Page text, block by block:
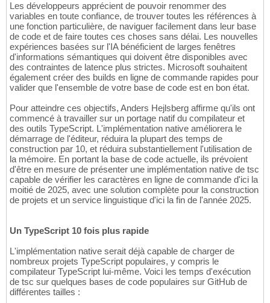
Les développeurs apprécient de pouvoir renommer des
variables en toute confiance, de trouver toutes les références à
une fonction particulière, de naviguer facilement dans leur base
de code et de faire toutes ces choses sans délai. Les nouvelles
expériences basées sur l'IA bénéficient de larges fenêtres
d'informations sémantiques qui doivent être disponibles avec
des contraintes de latence plus strictes. Microsoft souhaitent
également créer des builds en ligne de commande rapides pour
valider que l'ensemble de votre base de code est en bon état.
Pour atteindre ces objectifs, Anders Hejlsberg affirme qu'ils ont
commencé à travailler sur un portage natif du compilateur et
des outils TypeScript. L'implémentation native améliorera le
démarrage de l'éditeur, réduira la plupart des temps de
construction par 10, et réduira substantiellement l'utilisation de
la mémoire. En portant la base de code actuelle, ils prévoient
d'être en mesure de présenter une implémentation native de tsc
capable de vérifier les caractères en ligne de commande d'ici la
moitié de 2025, avec une solution complète pour la construction
de projets et un service linguistique d'ici la fin de l'année 2025.
Un TypeScript 10 fois plus rapide
L'implémentation native serait déjà capable de charger de
nombreux projets TypeScript populaires, y compris le
compilateur TypeScript lui-même. Voici les temps d'exécution
de tsc sur quelques bases de code populaires sur GitHub de
différentes tailles :